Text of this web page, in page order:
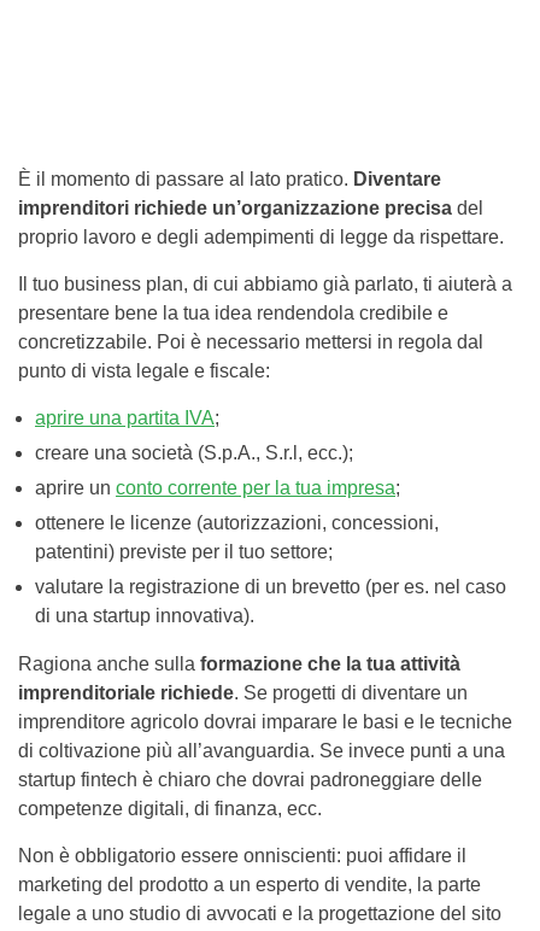
È il momento di passare al lato pratico. Diventare
imprenditori richiede un’organizzazione precisa del
proprio lavoro e degli adempimenti di legge da rispettare.
Il tuo business plan, di cui abbiamo già parlato, ti aiuterà a
presentare bene la tua idea rendendola credibile e
concretizzabile. Poi è necessario mettersi in regola dal
punto di vista legale e fiscale:
aprire una partita IVA;
creare una società (S.p.A., S.r.l, ecc.);
aprire un conto corrente per la tua impresa;
ottenere le licenze (autorizzazioni, concessioni,
patentini) previste per il tuo settore;
valutare la registrazione di un brevetto (per es. nel caso
di una startup innovativa).
Ragiona anche sulla formazione che la tua attività
imprenditoriale richiede. Se progetti di diventare un
imprenditore agricolo dovrai imparare le basi e le tecniche
di coltivazione più all’avanguardia. Se invece punti a una
startup fintech è chiaro che dovrai padroneggiare delle
competenze digitali, di finanza, ecc.
Non è obbligatorio essere onniscienti: puoi affidare il
marketing del prodotto a un esperto di vendite, la parte
legale a uno studio di avvocati e la progettazione del sito